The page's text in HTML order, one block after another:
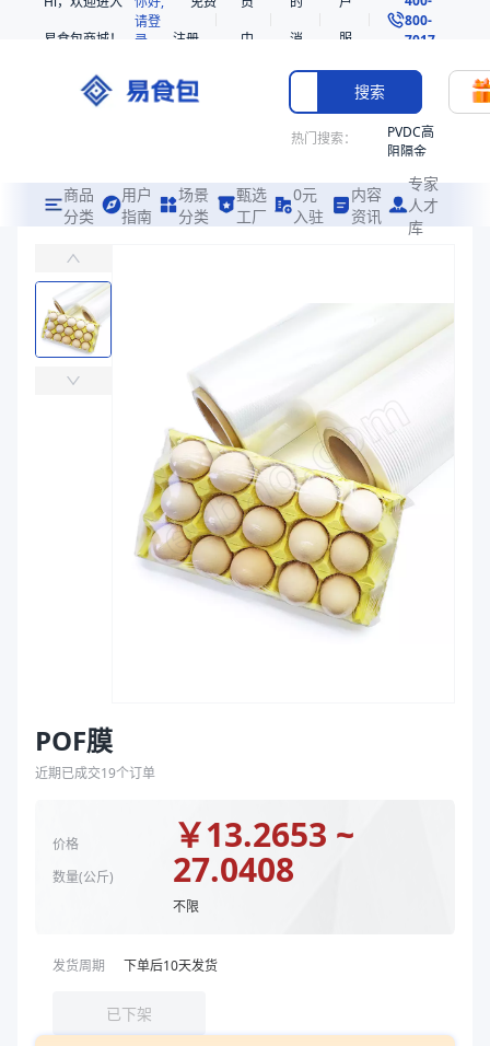
易食包商城！
请登
录
注册
中
消
息
服
务
800-
7017
搜索
热门搜索：
PVDC高
阻隔金
共挤热
收缩袋
221360
SE53
热收缩
袋
拉伸膜
商品
分类
用户
指南
场景
分类
甄选
工厂
0元
入驻
内容
资讯
专家
人才
库
易食包（EPAK）专注于POF膜包装，提供详尽的规格参数、实物图片
￥13.2653 ~ ￥27.0408
商品参数
商品分类
透明
330、400
50
POF膜
近期已成交19个订单
价格
数量(公斤)
￥13.2653 ~
27.0408
不限
发货周期 下单后10天发货
已下架